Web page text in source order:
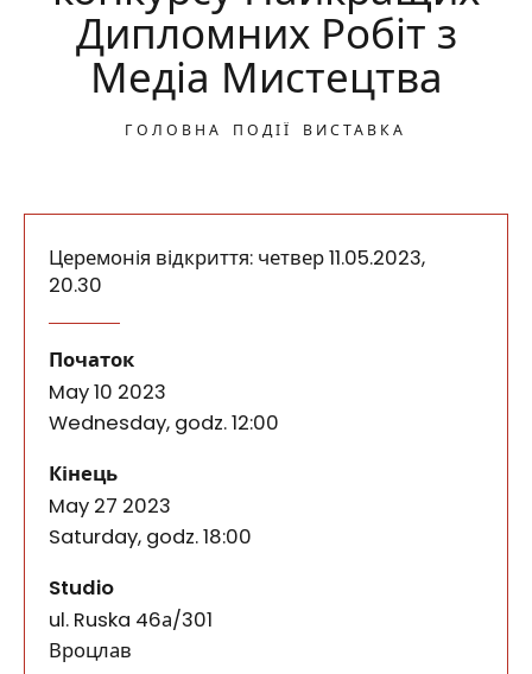
Дипломних Робіт з
Медіа Мистецтва
ГОЛОВНА ПОДІЇ ВИСТАВКА
Церемонія відкриття: четвер 11.05.2023,
20.30
Початок
May 10 2023
Wednesday, godz. 12:00
Кінець
May 27 2023
Saturday, godz. 18:00
Studio
ul. Ruska 46а/301
50-079
Вроцлав